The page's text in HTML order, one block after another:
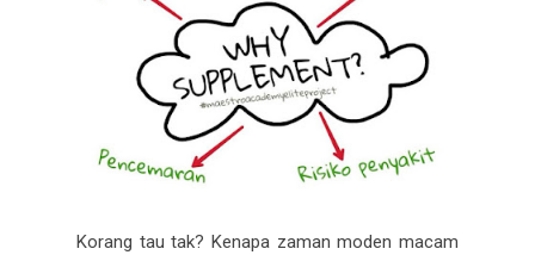
Korang tau tak? Kenapa zaman moden macam